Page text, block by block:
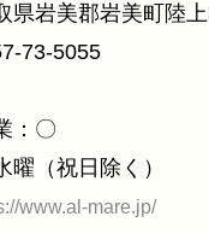
県岩美郡岩美町陸
73-5055
：〇
曜（祝日除く）
www.al-mare.jp/